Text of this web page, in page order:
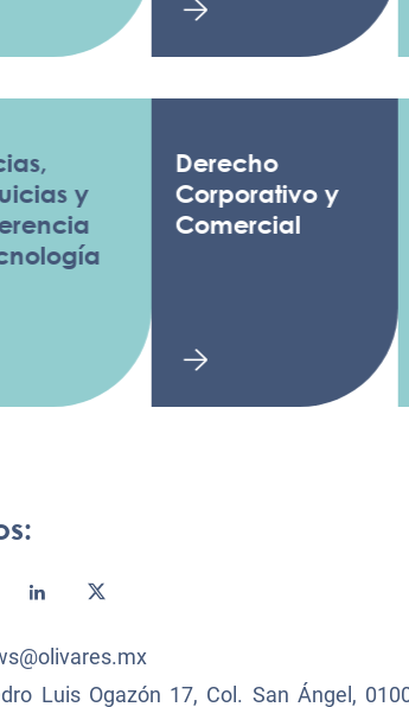
y
Derecho
Corporativo y
Comercial
Luis Ogazón 17, Col. San Ángel,